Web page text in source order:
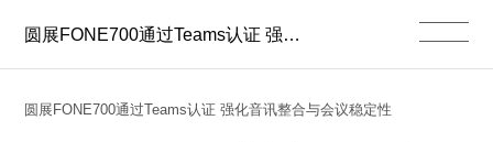
圆展FONE700通过Teams认证 强化音讯整合与会议稳定性
圆展FONE700通过Teams认证 强化音讯整合与会议稳定性